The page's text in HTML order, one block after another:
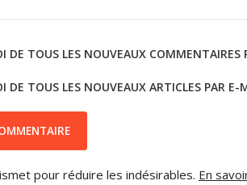
DE TOUS LES NOUVEAUX COMMENTAIRES
DE TOUS LES NOUVEAUX ARTICLES PAR E-
pour réduire les indésirables. En